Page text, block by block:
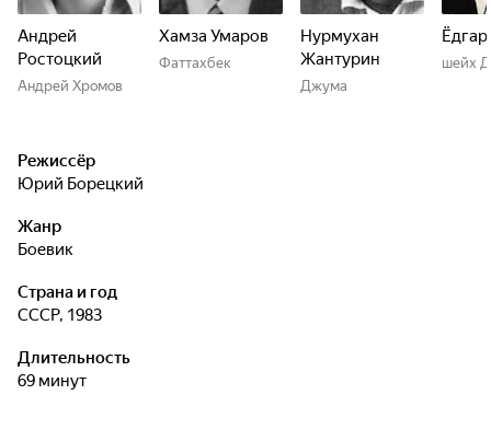
Андрей
Ростоцкий
Андрей Хромов
Хамза Умаров
Фаттахбек
Нурмухан
Жантурин
Джума
шейх
Режиссёр
Юрий Борецкий
Жанр
боевик
Страна и год
СССР, 1983
Длительность
69 минут